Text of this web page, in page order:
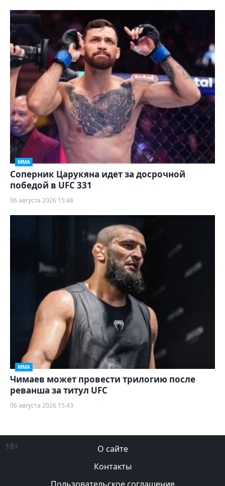
ММА
Соперник Царукяна идет за досрочной
победой в UFC 331
06 августа 2026 15:48
ММА
Чимаев может провести трилогию после
реванша за титул UFC
06 августа 2026 15:43
18+
О сайте
Контакты